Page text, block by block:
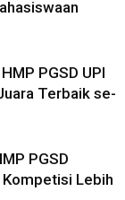
PGSD UPI
Terbaik se-
PGSD
Lebih